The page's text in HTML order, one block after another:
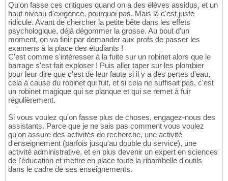
Qu'on fasse ces critiques quand on a des élèves assidus, et un
haut niveau d'exigence, pourquoi pas. Mais là c'est juste
ridicule. Avant de chercher la petite bête dans les effets
psychologique, déjà dégommer la grosse. Au bout d'un
moment, on va finir par demander aux profs de passer les
examens à la place des étudiants !
C'est comme s'intéresser à la fuite sur un robinet alors que le
barrage s'est fait exploser ! Puis aller taper sur les plombier
pour leur dire que c'est de leur faute si il y a des pertes d'eau,
cela à cause du robinet qui fuit, et si cela ne suffisait pas, c'est
un robinet magique qui se planque et qui se remet à fuir
régulièrement.
Si vous voulez qu'on fasse plus de choses, engagez-nous des
assistants. Parce que je ne sais pas comment vous voulez
qu'on assure des activités de recherche, une activité
d'enseignement (parfois jusqu'au double du service), une
activité administrative, et en plus devenir un expert en sciences
de l'éducation et mettre en place toute la ribambelle d'outils
dans le cadre de ses enseignements.